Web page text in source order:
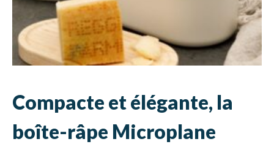
Compacte et élégante, la
boîte-râpe Microplane